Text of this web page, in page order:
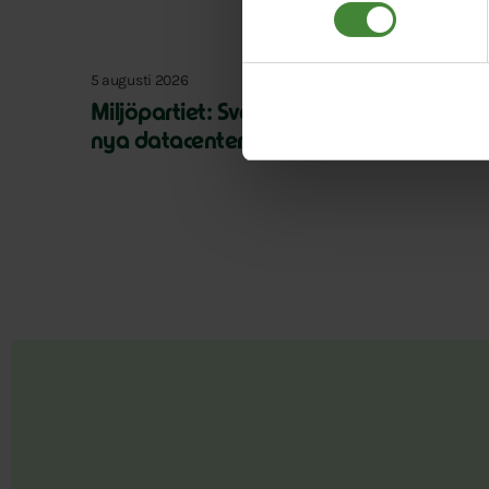
5 augusti 2026
Miljöpartiet: Sverige måste ställa krav på
nya datacenter